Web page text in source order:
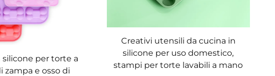
silicone per torte a
zampa e osso di
Creativi utensili da cucina in
silicone per uso domestico,
stampi per torte lavabili a mano